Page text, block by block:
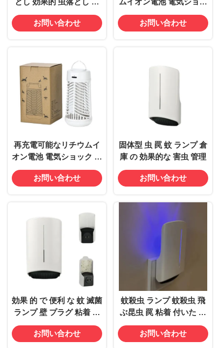
とし 効果的 虫落とし カ
ート サイズ
37*31.5*32cm
お問い合わせ
ムイオン電池 電気ショッ
ク 蚊殺虫 ザッパー LED
ランプ 虫害対策用の虫き
お問い合わせ
再充電可能なリチウムイ
オン電池 電気ショック 蚊
殺虫 ザッパー LEDラン
プ 395 UVライト
お問い合わせ
固体型 虫 罠 蚊 ランプ 倉
庫 の 効果的な 害虫 管理
お問い合わせ
効果 的 で 便利 な 蚊 滅菌
ランプ 壁 プラグ 粘着 粘
着 敷き 虫 捕まえる 捕ま
える 甲虫
お問い合わせ
蚊殺虫 ランプ 蚊殺虫 飛
ぶ昆虫 罠 粘着 付いた 粘
着 付いた パッド
お問い合わせ